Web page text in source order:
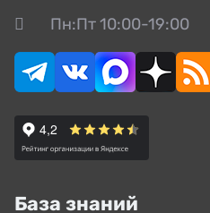
Пн:Пт 10:00-19:00
База знаний